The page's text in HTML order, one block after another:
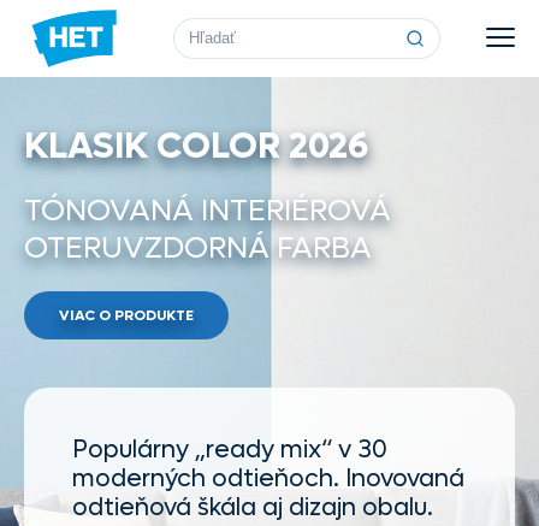
Vyhľadávanie
KLASIK COLOR 2026
TÓNOVANÁ INTERIÉROVÁ
OTERUVZDORNÁ FARBA
VIAC O PRODUKTE
Populárny „ready mix“ v 30
moderných odtieňoch. Inovovaná
odtieňová škála aj dizajn obalu.